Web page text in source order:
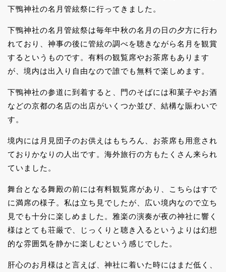
下鴨神社の名月管絃祭に行ってきました。
下鴨神社の名月管絃祭は毎年中秋の名月の日の夕方に行わ
れており、神事の後に管絃の調べを聴きながら名月を観賞
するというものです。有料の観覧席やお茶席もあります
が、境内は出入り自由なので誰でも無料で楽しめます。
下鴨神社の参道に到着すると、門のそばには和菓子やお酒
などの京都の名店の出店がいくつか並び、結構な賑わいで
す。
境内には月見団子のお供えはもちろん、お茶席も用意され
ておりかなりの人出です。海外旅行の方もたくさん来られ
ていました。
舞台となる舞殿の前には有料観覧席があり、こちらはすで
に満席の様子。私は立ち見でしたが、広い境内なので立ち
見でも十分に楽しめました。雅楽の演奏が夜の神社に響く
様はとても荘厳で、じっくりと聴き入るというよりは幻想
的な雰囲気を静かに楽しむという感じでした。
肝心のお月様はと言えば、神社に着いた時にはまだ低く、